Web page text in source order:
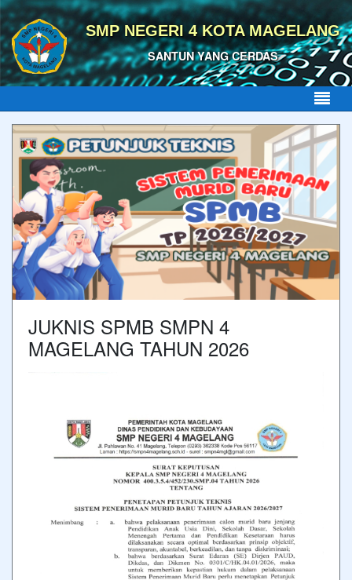
SMP NEGERI 4 KOTA MAGELANG
SANTUN YANG CERDAS
JUKNIS SPMB SMPN 4
MAGELANG TAHUN 2026